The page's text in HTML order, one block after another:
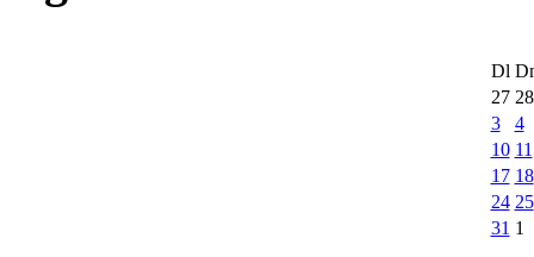
Dl
27 28
3
4
10 11
17 18
24 25
31 1